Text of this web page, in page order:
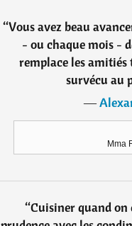
“Vous avez beau
- ou chaque mois -
remplace les amitiés
survécu au
―
Mma
“Cuisiner quand on